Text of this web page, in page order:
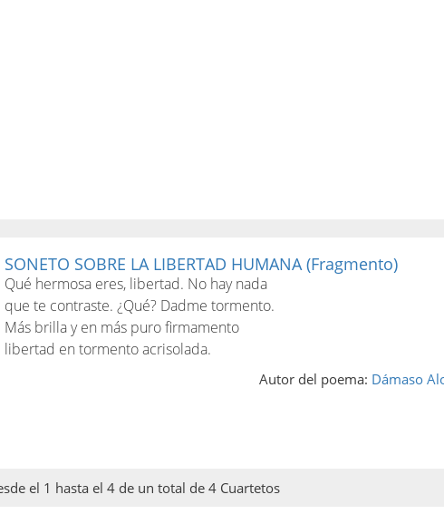
SONETO SOBRE LA LIBERTAD HUMANA (Fragmento)
Qué hermosa eres, libertad. No hay nada
que te contraste. ¿Qué? Dadme tormento.
Más brilla y en más puro firmamento
libertad en tormento acrisolada.
Autor del poema: Dámaso
el 1 hasta el 4 de un total de 4 Cuartetos